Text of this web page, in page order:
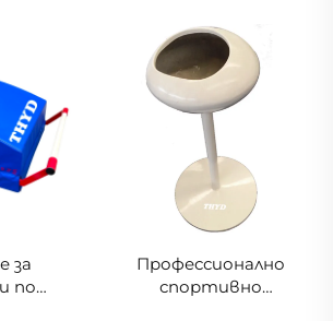
за
по
Профессионално
спортивно